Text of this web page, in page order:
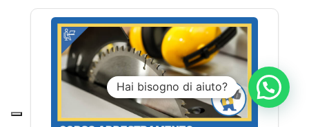
Hai bisogno di aiuto?